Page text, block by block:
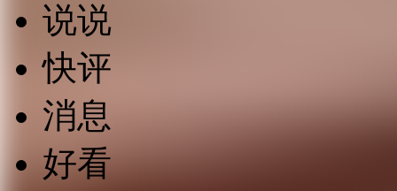
说说
快评
消息
好看